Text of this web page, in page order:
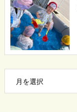
月を選択